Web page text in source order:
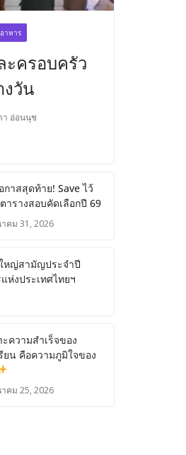
าหาร
ครอบครัว
งวัน
า อ่อนนุช
กาสสุดท้าย! Save ไว้
ารางสอบคัดเลือกปี 69
คม 31, 2026
หญ่สามัญประจำปี
ห่งประเทศไทยฯ
ะความสำเร็จของ
ยน คือความภูมิใจของ
คม 25, 2026